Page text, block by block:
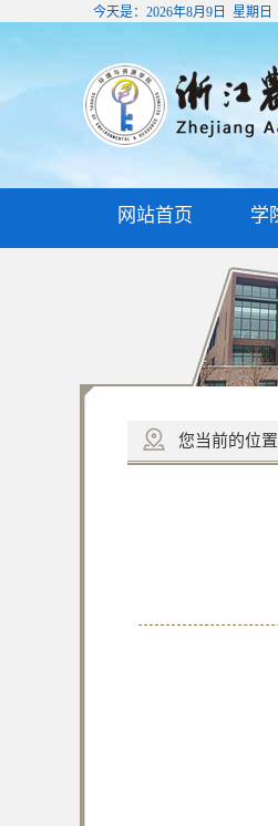
今天是： 2026年8月9日 星期日
网站首页 学
您当前的位置